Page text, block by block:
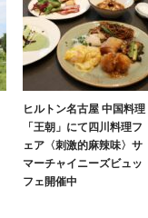
ヒルトン名古屋 中国料理
「王朝」にて四川料理フ
ェア〈刺激的麻辣味〉サ
マーチャイニーズビュッ
フェ開催中